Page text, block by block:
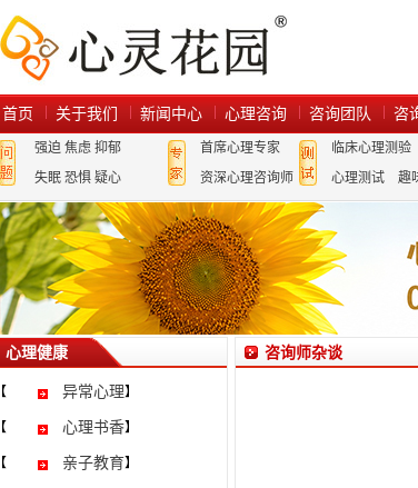
首页 关于我们 新闻中心 心理咨询 咨询团队 咨
强迫 焦虑 抑郁
失眠 恐惧 疑心
首席心理专家
资深心理咨询师
临床心理测验
心理测试
趣
心理健康
【 异常心理】
【 心理书香】
【 亲子教育】
咨询师杂谈